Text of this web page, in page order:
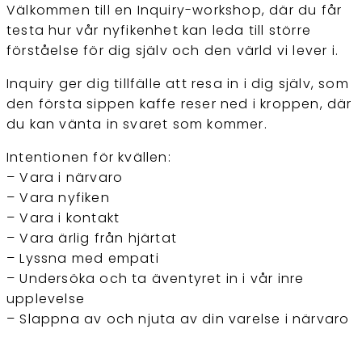
Välkommen till en Inquiry-workshop, där du får
testa hur vår nyfikenhet kan leda till större
förståelse för dig själv och den värld vi lever i.
Inquiry ger dig tillfälle att resa in i dig själv, som
den första sippen kaffe reser ned i kroppen, där
du kan vänta in svaret som kommer.
Intentionen för kvällen:
– Vara i närvaro
– Vara nyfiken
– Vara i kontakt
– Vara ärlig från hjärtat
– Lyssna med empati
– Undersöka och ta äventyret in i vår inre
upplevelse
– Slappna av och njuta av din varelse i närvaro